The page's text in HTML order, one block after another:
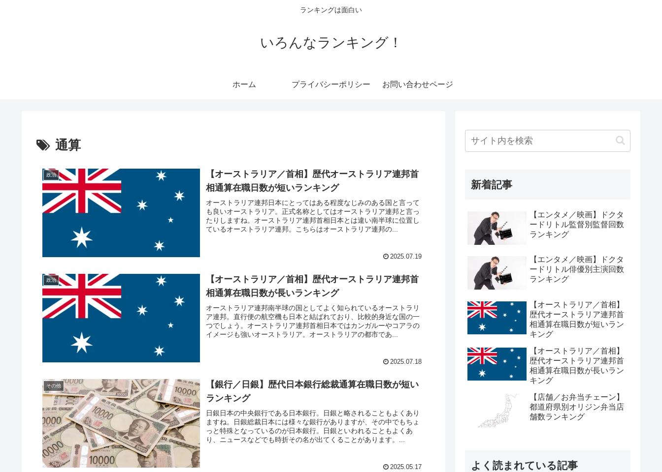
ランキングは面白い
いろんなランキング！
ホーム プライバシーポリシー お問い合わせページ
通算
政治
【オーストラリア／首相】歴代オーストラリア連邦首
相通算在職日数が短いランキング
オーストラリア連邦日本にとってはある程度なじみのある国と言って
も良いオーストラリア。正式名称としてはオーストラリア連邦と言っ
たりしますね。オーストラリア連邦首相日本とは違い南半球に位置し
ているオーストラリア連邦。こちらはオーストラリア連邦の...
2025.07.19
政治
【オーストラリア／首相】歴代オーストラリア連邦首
相通算在職日数が長いランキング
オーストラリア連邦南半球の国としてよく知られているオーストラリ
ア連邦。直行便の航空機も日本と結ばれており、比較的身近な国の一
つでしょう。オーストラリア連邦首相日本ではカンガルーやコアラの
イメージも強いオーストラリア。オーストラリアの都市であ...
2025.07.18
その他
【銀行／日銀】歴代日本銀行総裁通算在職日数が短い
ランキング
日銀日本の中央銀行である日本銀行。日銀と略されることもよくあり
ますね。日銀総裁日本には様々な銀行がありますが、その中でもちょ
っと特殊となっているのが日本銀行。日銀といわれることもよくあ
り、ニュースなどでも時折その名が出てくることがあります。...
2025.05.17
新着記事
【エンタメ／映画】ドクタ
ードリトル監督別監督回数
ランキング
【エンタメ／映画】ドクタ
ードリトル俳優別主演回数
ランキング
【オーストラリア／首相】
歴代オーストラリア連邦首
相通算在職日数が短いラン
キング
【オーストラリア／首相】
歴代オーストラリア連邦首
相通算在職日数が長いラン
キング
【店舗／お弁当チェーン】
都道府県別オリジン弁当店
舗数ランキング
よく読まれている記事